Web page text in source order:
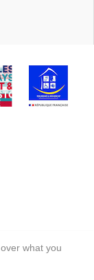
(FEDER)what you